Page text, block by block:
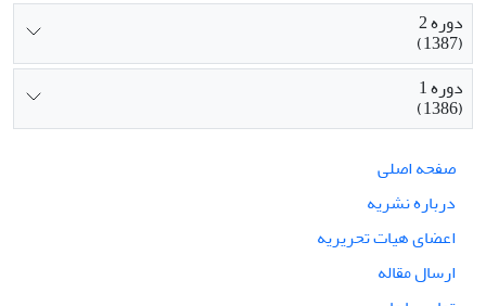
دوره 2
(1387)
دوره 1
(1386)
صفحه اصلی
درباره نشریه
اعضای هیات تحریریه
ارسال مقاله